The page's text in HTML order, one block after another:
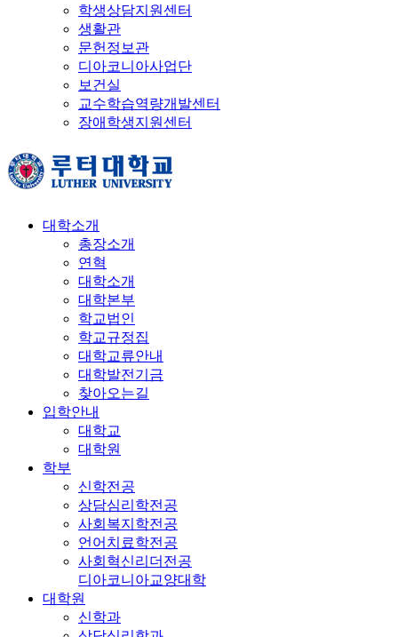
학생상담지원센터
생활관
문헌정보관
디아코니아사업단
보건실
교수학습역량개발센터
장애학생지원센터
대학소개
총장소개
연혁
대학소개
대학본부
학교법인
학교규정집
대학교류안내
대학발전기금
찾아오는길
입학안내
대학교
대학원
학부
신학전공
상담심리학전공
사회복지학전공
언어치료학전공
사회혁신리더전공
디아코니아교양대학
대학원
신학과